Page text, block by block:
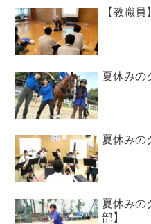
【教職
夏休みの
夏休みの
夏休みの
部】